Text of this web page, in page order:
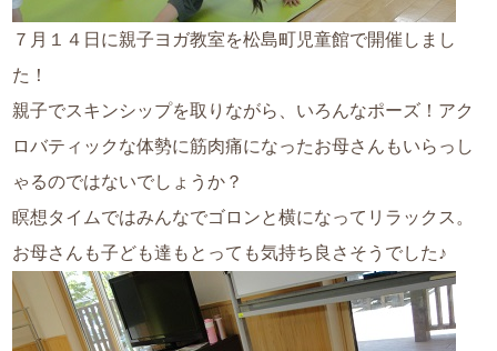
７月１４日に親子ヨガ教室を松島町児童館で開催しまし
た！
親子でスキンシップを取りながら、いろんなポーズ！アク
ロバティックな体勢に筋肉痛になったお母さんもいらっし
ゃるのではないでしょうか？
瞑想タイムではみんなでゴロンと横になってリラックス。
お母さんも子ども達もとっても気持ち良さそうでした♪